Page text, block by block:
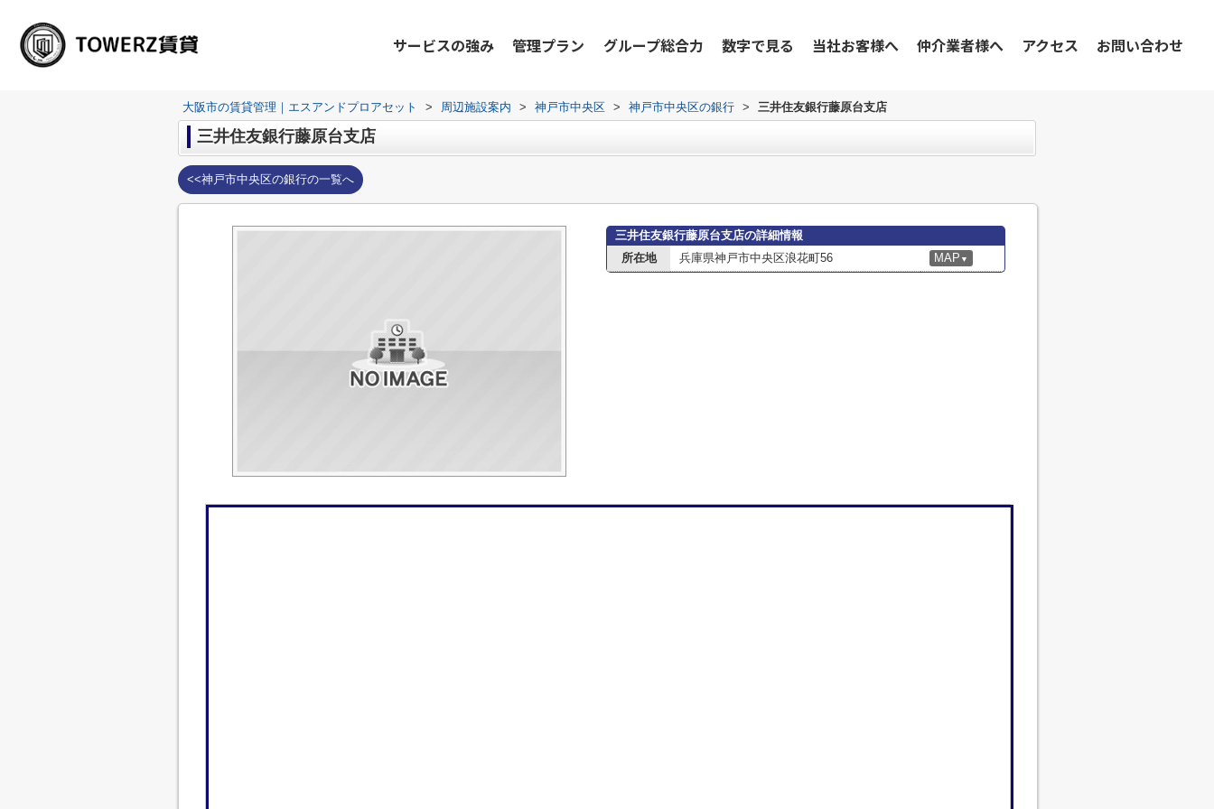
サービスの強み 管理プラン グループ総合力 数字で見る 当社お客様へ 仲介業者様へ アクセス お問い合わせ
大阪市の賃貸管理｜エスアンドプロアセット > 周辺施設案内 > 神戸市中央区 > 神戸市中央区の銀行 > 三井住友銀行藤原台支店
三井住友銀行藤原台支店
<<神戸市中央区の銀行の一覧へ
三井住友銀行藤原台支店の詳細情報
所在地
兵庫県神戸市中央区浪花町56 MAP ▼